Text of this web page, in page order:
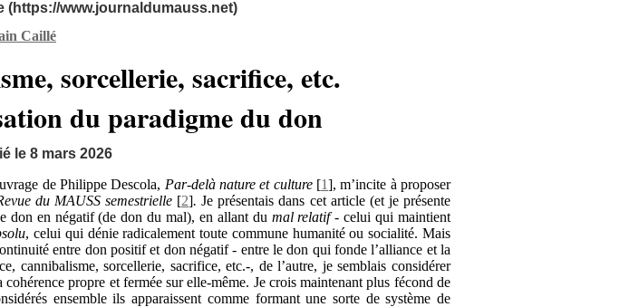
(https://www.journaldumauss.net)
Caillé
sorcellerie, sacrifice, etc.
du paradigme du don
le 8 mars 2026
de Philippe Descola, Par-delà nature et culture[1], m’incite à proposer
du MAUSS semestrielle[2].Je présentais dans cet article (et je présente
don en négatif (de don du mal), en allant du mal relatif- celui qui maintient
, celui qui dénie radicalement toute commune humanité ou socialité. Mais
entre don positif et don négatif - entre le don qui fonde l’alliance et la
cannibalisme, sorcellerie, sacrifice, etc.-, de l’autre, je semblais considérer
propre et fermée sur elle-même. Je crois maintenant plus fécond de
ensemble ils apparaissent comme formant une sorte de système de